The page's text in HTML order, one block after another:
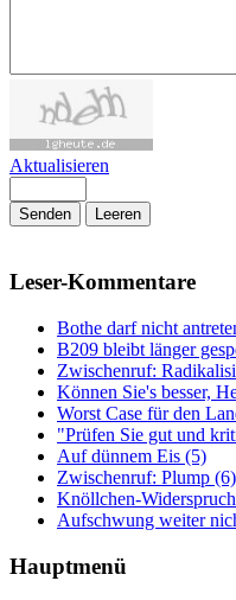
Aktualisieren
Senden Leeren
Leser-Kommentare
Bothe darf nicht
B209 bleibt länger
Zwischenruf:
Können Sie's besser,
Worst Case für den
"Prüfen Sie gut und
Auf dünnem Eis (5)
Zwischenruf: Plump (6)
Knöllchen-
Aufschwung weiter
Hauptmenü